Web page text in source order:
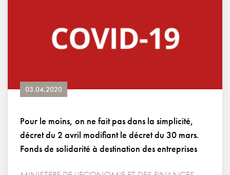
03.04.2020
Pour le moins, on ne fait pas dans la simplicité,
décret du 2 avril modifiant le décret du 30 mars.
Fonds de solidarité à destination des entreprises